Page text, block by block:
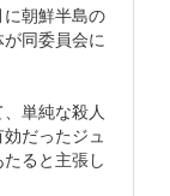
朝鮮半島の
同委員会に
単純な殺人
だったジュ
ると主張し